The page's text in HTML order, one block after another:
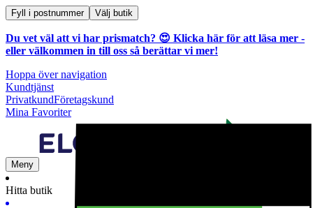
Fyll i postnummer Välj butik
Du vet väl att vi har prismatch? 😍 Klicka här för att läsa mer -
eller välkommen in till oss så berättar vi mer!
Hoppa över navigation
Kundtjänst
PrivatkundFöretagskund
Mina Favoriter
Meny
Hitta butik